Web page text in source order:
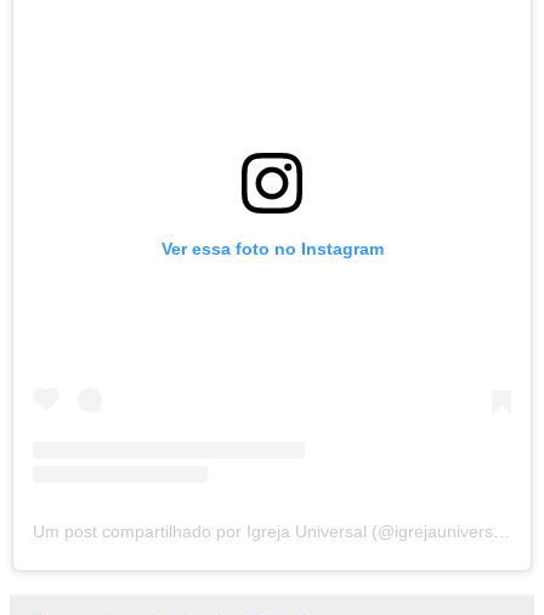
Ver essa foto no Instagram
Um post compartilhado por Igreja Universal (@igrejauniversal)